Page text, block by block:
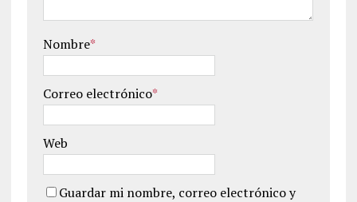
Nombre*
Correo electrónico*
Web
Guardar mi nombre, correo electrónico y